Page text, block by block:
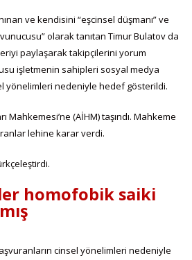
ve kendisini “eşcinsel düşmanı” ve
olarak tanıtan Timur Bulatov da
paylaşarak takipçilerini yorum
işletmenin sahipleri sosyal medya
yönelimleri nedeniyle hedef gösterildi.
Mahkemesi’ne (AİHM) taşındı. Mahkeme
lehine karar verdi.
homofobik saiki
cinsel yönelimleri nedeniyle